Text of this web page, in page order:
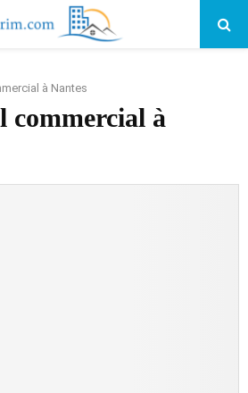
à Nantes
commercial à